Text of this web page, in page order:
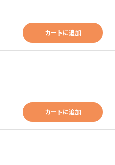
カートに追加
カートに追加